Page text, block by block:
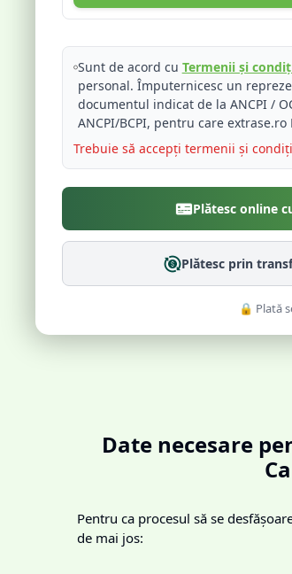
Sunt de acord cu Termenii și
personal. Împuternicesc un
documentul indicat de la ANCPI /
ANCPI/BCPI, pentru care
Trebuie să accepți termenii și
Plătesc online
Plătesc prin
🔒 Plată
Date necesare
Pentru ca procesul să se
de mai jos: